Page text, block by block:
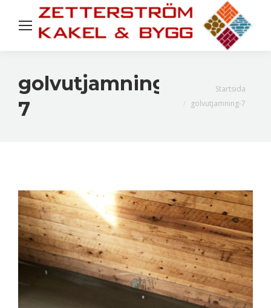
golvutjamning-
7
Du är här:
Startsida
golvutjamning-7